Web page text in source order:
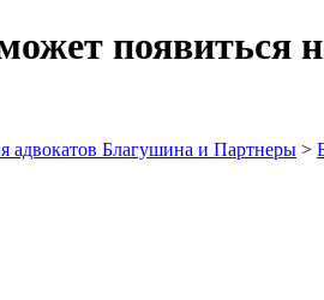
появиться
адвокатов Благушина и Партнеры >